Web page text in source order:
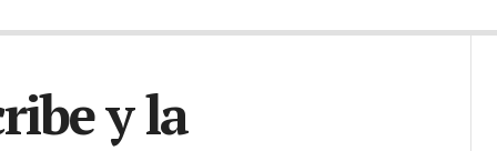
y la